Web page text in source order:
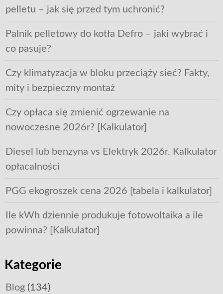
pelletu – jak się przed tym uchronić?
Palnik pelletowy do kotła Defro – jaki wybrać i
co pasuje?
Czy klimatyzacja w bloku przeciąży sieć? Fakty,
mity i bezpieczny montaż
Czy opłaca się zmienić ogrzewanie na
nowoczesne 2026r? [Kalkulator]
Diesel lub benzyna vs Elektryk 2026r. Kalkulator
opłacalności
PGG ekogroszek cena 2026 [tabela i kalkulator]
Ile kWh dziennie produkuje fotowoltaika a ile
powinna? [Kalkulator]
Kategorie
Blog(134)